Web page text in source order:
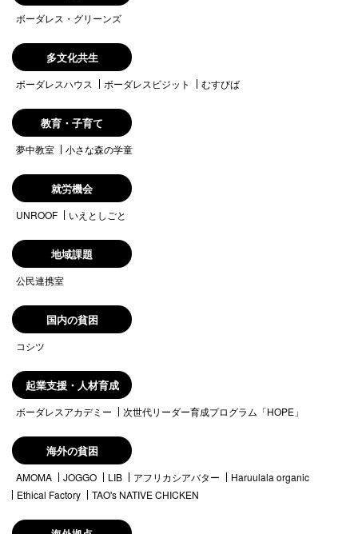
ボーダレス・グリーンズ
多文化共生
ボーダレスハウス ボーダレスビジット むすびば
教育・子育て
夢中教室 小さな森の学童
就労機会
UNROOF いえとしごと
地域課題
公民連携室
国内の貧困
コシツ
起業支援・人材育成
ボーダレスアカデミー 次世代リーダー育成プログラム「HOPE」
海外の貧困
AMOMA JOGGO LIB アフリカシアバター
Haruulala organic
Ethical Factory
TAO's NATIVE CHICKEN